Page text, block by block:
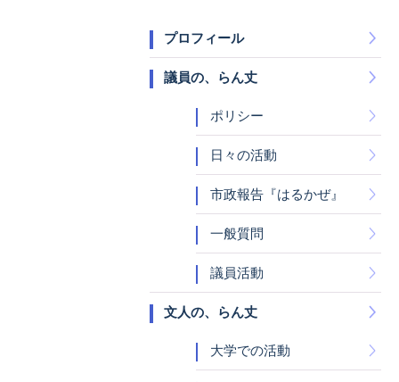
プロフィール
議員の、らん丈
ポリシー
日々の活動
市政報告『はるかぜ』
一般質問
議員活動
文人の、らん丈
大学での活動